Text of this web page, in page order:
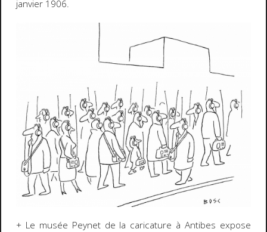
janvier 1906.
+ Le musée Peynet de la caricature à Antibes expose